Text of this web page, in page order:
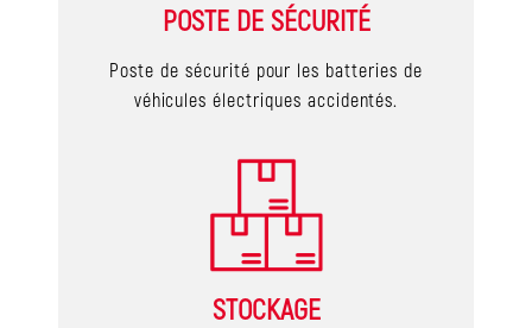
POSTE DE SÉCURITÉ
Poste de sécurité pour les batteries de
véhicules électriques accidentés.
STOCKAGE